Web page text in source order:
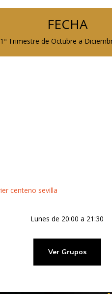
FECHA
1º Trimestre de Octubre a
Lunes de 20:00 a 21:30
Ver Grupos